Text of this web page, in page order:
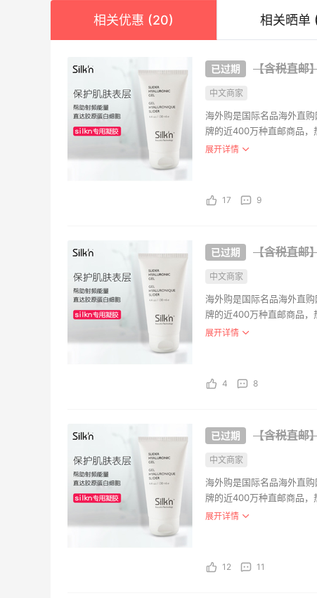
相关优惠 (20) 相关晒单
【含税直邮
中文商家
海外购是国际名品海外直
牌的近400万种直邮商品，
海外购全中文页面，保持
展开详情
17 9
【含税直邮
中文商家
海外购是国际名品海外直
牌的近400万种直邮商品，
海外购全中文页面，保持
展开详情
4 8
【含税直邮
中文商家
海外购是国际名品海外直
牌的近400万种直邮商品，
海外购全中文页面，保持
展开详情
12 11
Neiman
鞋
$70（
约
亚马逊